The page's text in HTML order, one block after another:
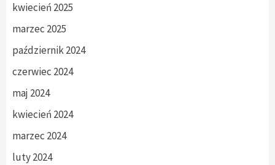
kwiecień 2025
marzec 2025
październik 2024
czerwiec 2024
maj 2024
kwiecień 2024
marzec 2024
luty 2024